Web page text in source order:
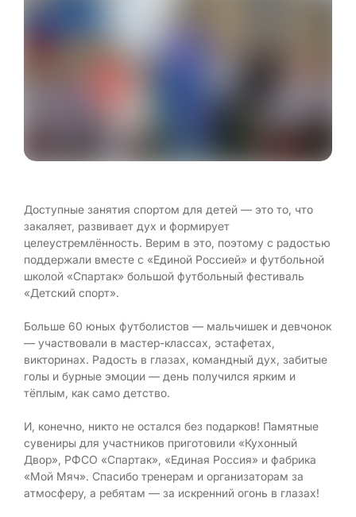
Доступные занятия спортом для детей — это то, что
закаляет, развивает дух и формирует
целеустремлённость. Верим в это, поэтому с радостью
поддержали вместе с «Единой Россией» и футбольной
школой «Спартак» большой футбольный фестиваль
«Детский спорт».
Больше 60 юных футболистов — мальчишек и девчонок
— участвовали в мастер-классах, эстафетах,
викторинах. Радость в глазах, командный дух, забитые
голы и бурные эмоции — день получился ярким и
тёплым, как само детство.
И, конечно, никто не остался без подарков! Памятные
сувениры для участников приготовили «Кухонный
Двор», РФСО «Спартак», «Единая Россия» и фабрика
«Мой Мяч». Спасибо тренерам и организаторам за
атмосферу, а ребятам — за искренний огонь в глазах!